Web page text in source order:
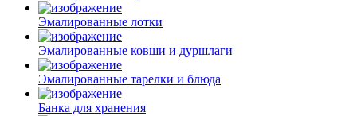
Эмалированные лотки
Эмалированные ковши и дуршлаги
Эмалированные тарелки и блюда
Банка для хранения